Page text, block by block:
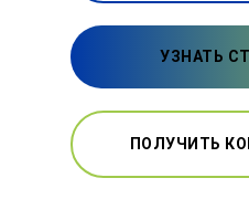
УЗНАТЬ
ПОЛУЧИТЬ